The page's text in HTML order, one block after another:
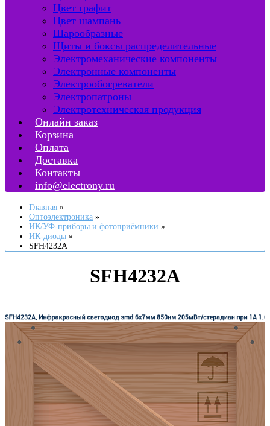
Цвет графит
Цвет шампань
Шарообразные
Щиты и боксы распределительные
Электромеханические компоненты
Электронные компоненты
Электрообогреватели
Электропатроны
Электротехническая продукция
Онлайн заказ
Корзина
Оплата
Доставка
Контакты
info@electrony.ru
Главная
Оптоэлектроника
ИК/УФ-приборы и фотоприёмники
ИК-диоды
SFH4232A
SFH4232A